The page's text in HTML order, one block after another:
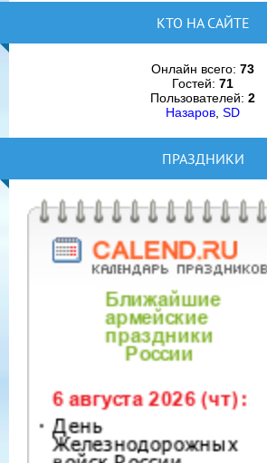
КТО НА САЙТЕ
Онлайн всего: 73
Гостей: 71
Пользователей: 2
Назаров SD
ПРАЗДНИКИ